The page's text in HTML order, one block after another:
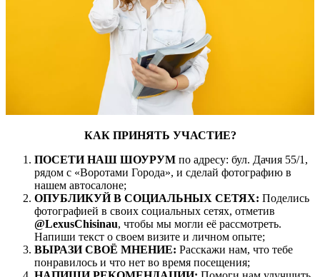
КАК ПРИНЯТЬ УЧАСТИЕ?
ПОСЕТИ НАШ ШОУРУМ по адресу: бул. Дачия 55/1,
рядом с «Воротами Города», и сделай фотографию в
нашем автосалоне;
ОПУБЛИКУЙ В СОЦИАЛЬНЫХ СЕТЯХ: Поделись
фотографией в своих социальных сетях, отметив
@LexusChisinau, чтобы мы могли её рассмотреть.
Напиши текст о своем визите и личном опыте;
ВЫРАЗИ СВОЁ МНЕНИЕ: Расскажи нам, что тебе
понравилось и что нет во время посещения;